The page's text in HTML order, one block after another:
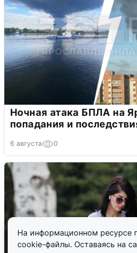
На информационном ресурсе
cookie-файлы. Оставаясь на
Ночная атака БПЛА на
попадания и
6 августа 0